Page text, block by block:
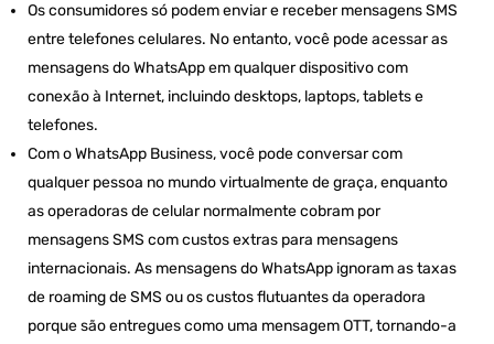
Os consumidores só podem enviar e receber mensagens SMS
entre telefones celulares. No entanto, você pode acessar as
mensagens do WhatsApp em qualquer dispositivo com
conexão à Internet, incluindo desktops, laptops, tablets e
telefones.
Com o WhatsApp Business, você pode conversar com
qualquer pessoa no mundo virtualmente de graça, enquanto
as operadoras de celular normalmente cobram por
mensagens SMS com custos extras para mensagens
internacionais. As mensagens do WhatsApp ignoram as taxas
de roaming de SMS ou os custos flutuantes da operadora
porque são entregues como uma mensagem OTT, tornando-a